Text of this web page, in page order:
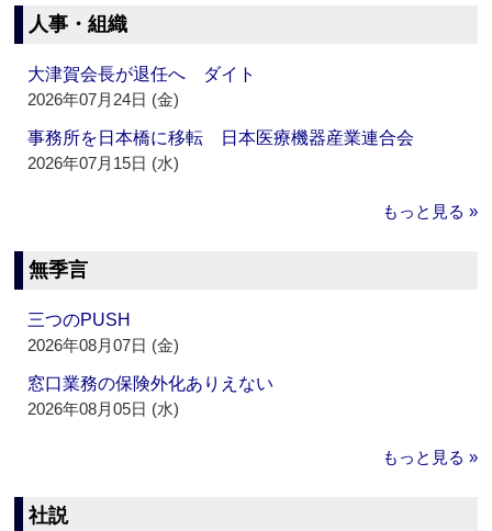
人事・組織
大津賀会長が退任へ ダイト
2026年07月24日 (金)
事務所を日本橋に移転 日本医療機器産業連合会
2026年07月15日 (水)
もっと見る »
無季言
三つのPUSH
2026年08月07日 (金)
窓口業務の保険外化ありえない
2026年08月05日 (水)
もっと見る »
社説